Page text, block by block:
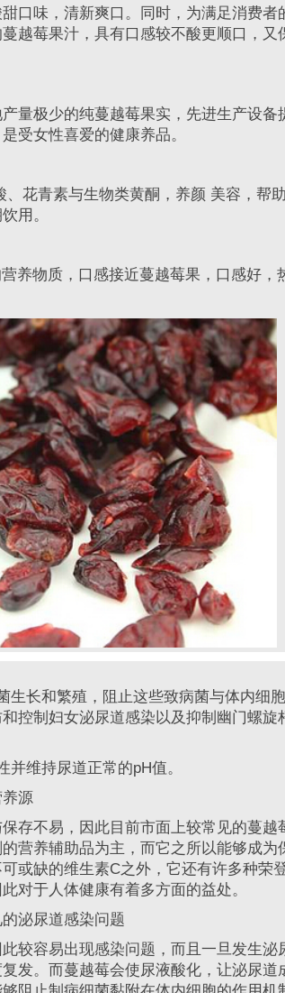
味，清新爽口。同时，为满足消费者
越莓果汁，具有口感较不酸更顺口，又
极少的纯蔓越莓果实，先进生产设备
受女性喜爱的健康养品。
花青素与生物类黄酮，养颜 美容，帮
用。
物质，口感接近蔓越莓果，口感好，
长和繁殖，阻止这些致病菌与体内细
控制妇女泌尿道感染以及抑制幽门螺旋
维持尿道正常的pH值。
源
不易，因此目前市面上较常见的蔓越
营养辅助品为主，而它之所以能够成为
或缺的维生素C之外，它还有许多种荣
对于人体健康有着多方面的益处。
泌尿道感染问题
容易出现感染问题，而且一旦发生泌
发。而蔓越莓会使尿液酸化，让泌尿道